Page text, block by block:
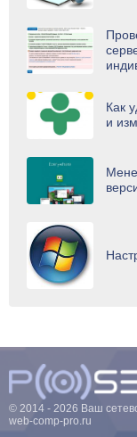
Как
и
© 2014 - 2026 Ваш
web-comp-pro.ru